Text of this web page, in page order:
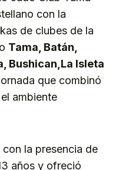
con la
de clubes de la
Tama, Batán,
Bushican,La Isleta
que combinó
ambiente
la presencia de
años y ofreció